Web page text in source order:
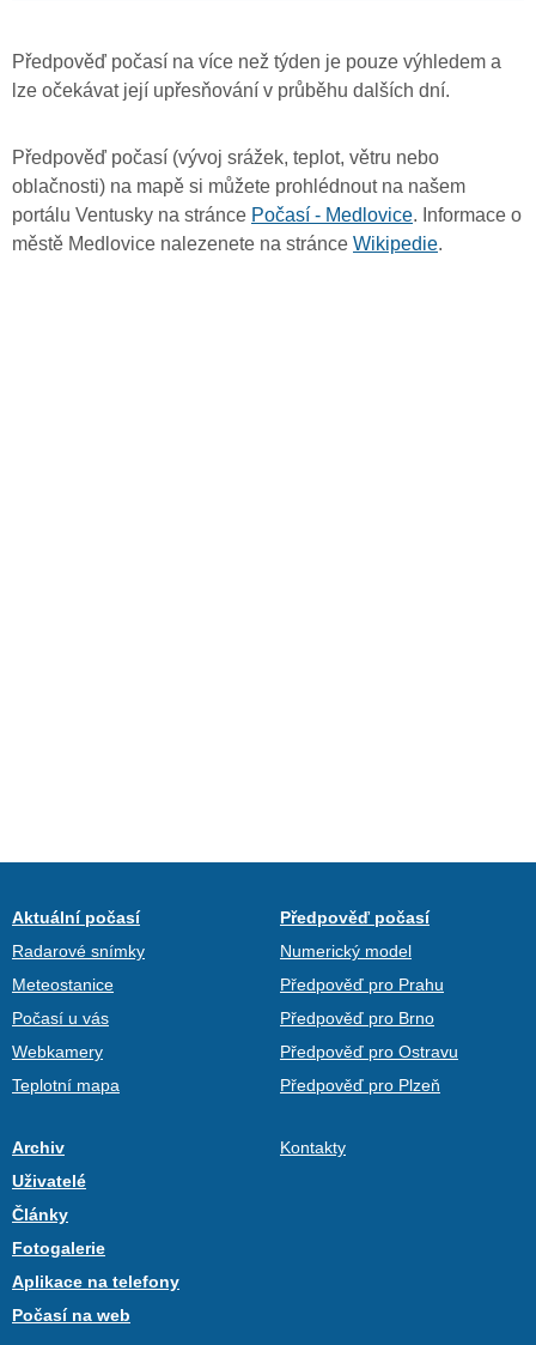
Předpověď počasí na více než týden je pouze výhledem a
lze očekávat její upřesňování v průběhu dalších dní.
Předpověď počasí (vývoj srážek, teplot, větru nebo
oblačnosti) na mapě si můžete prohlédnout na našem
portálu Ventusky na stránce Počasí - Medlovice. Informace o
městě Medlovice nalezenete na stránce Wikipedie.
Aktuální počasí
Radarové snímky
Meteostanice
Počasí u vás
Webkamery
Teplotní mapa
Předpověď počasí
Numerický model
Předpověď pro Prahu
Předpověď pro Brno
Předpověď pro Ostravu
Předpověď pro Plzeň
Archiv
Uživatelé
Články
Fotogalerie
Aplikace na telefony
Počasí na web
Kontakty